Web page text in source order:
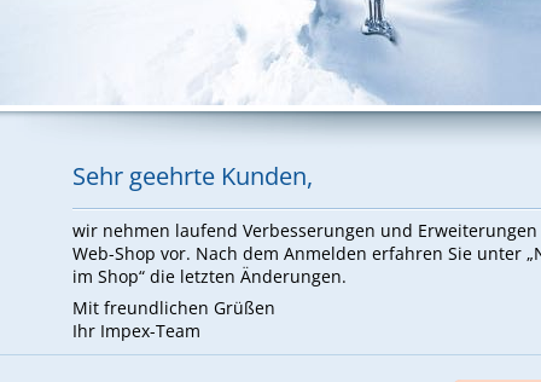
Sehr ge­ehr­te Kun­den,
wir neh­men lau­fend Ver­bes­se­run­gen und Er­wei­te­run­gen
Web-Shop vor. Nach dem An­mel­den er­fah­ren Sie un­ter
im Shop“ die letz­ten Än­de­run­gen.
Mit freund­li­chen Grü­ßen
Ihr Im­pex-Team